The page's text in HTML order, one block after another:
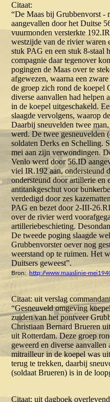
Citaat:
“De Maas bij Grubbenvorst -
aangevallen door het Duitse
vuurmonden versterkte
westzijde van de rivier waren
stuk PAG en een stuk 8-staal
compagnie daar tegenover
pogingen de Maas over te
afgewezen, waarna een
de groep zich rond de koepel
diverse aanvallen had helpen
in de koepel uitgeschakeld.
slaagde vervolgens, waarop
Daarbij sneuvelden twee
werd. De twee gesneuvelden
soldaten Derks en Schelling.
mei aan zijn verwondingen.
Venlo werd door 56.ID
viel IR.192 aan, ondersteund
ondersteund door artillerie en
antitankgeschut voor
verdedigd door zes
PAG en bezet door 2-III-
over de rivier werd
artilleriebeschieting.
De tweede poging slaagde
Grubbenvorster oever nog
weerstand op te ruimen. Het
Duitsers geweest”.
Bron: http://www.maaslinie-
Citaat: uit verslag
“Gesneuveld omgeving
zuiden van het pontveer
Christiaan Bernard Brueren
uit Rotterdam. Deze groep
geweerd en diverse
mitrailleur in de koepel was
terug te trekken, daarbij
(soldaat Brueren) is in de
Citaat: uit dagboek